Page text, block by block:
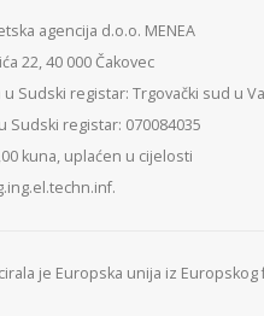
agencija d.o.o. MENEA
22, 40 000 Čakovec
Sudski registar: Trgovački sud u
Sudski registar: 070084035
kuna, uplaćen u cijelosti
je Europska unija iz